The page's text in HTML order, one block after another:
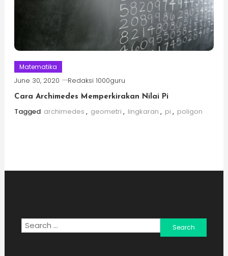
Matematika
June 30, 2020 Redaksi 1000guru
Cara Archimedes Memperkirakan Nilai Pi
Tagged archimedes , geometri , lingkaran , pi , poligon
Search
for: